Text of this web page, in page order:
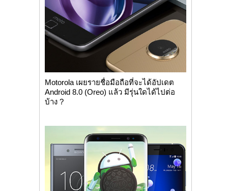
Motorola เผยรายชื่อมือถือที่จะได้อัปเดต
Android 8.0 (Oreo) แล้ว มีรุ่นใดได้ไปต่อ
บ้าง ?